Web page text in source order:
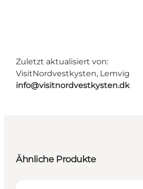
Zuletzt aktualisiert von:
VisitNordvestkysten, Lemvig
info@visitnordvestkysten.dk
Ähnliche Produkte